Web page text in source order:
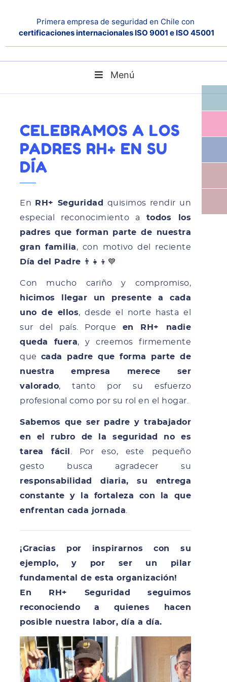
Primera empresa de seguridad en Chile con
certificaciones internacionales ISO 9001 e ISO 45001
Menú
CELEBRAMOS A LOS
PADRES RH+ EN SU
DÍA
En RH+ Seguridad
quisimos rendir un
especial reconocimiento a todos los
padres que forman parte de nuestra
gran familia, con motivo del reciente
Día del Padre 👨‍👧‍👦💙
Con mucho cariño y compromiso,
hicimos llegar un presente a cada
uno de ellos, desde el norte hasta el
sur del país. Porque en RH+ nadie
queda fuera, y creemos firmemente
que cada padre que forma parte de
nuestra empresa merece ser
valorado, tanto por su esfuerzo
profesional como por su rol en el hogar.
Sabemos que ser padre y trabajador
en el rubro de la seguridad no es
tarea fácil
. Por eso, este pequeño
gesto busca agradecer su
responsabilidad diaria, su entrega
constante y la fortaleza con la que
enfrentan cada jornada
¡Gracias por inspirarnos con su
ejemplo, y por ser un pilar
fundamental de esta organización!
En RH+ Seguridad seguimos
reconociendo a quienes hacen
posible nuestra labor, día a día.